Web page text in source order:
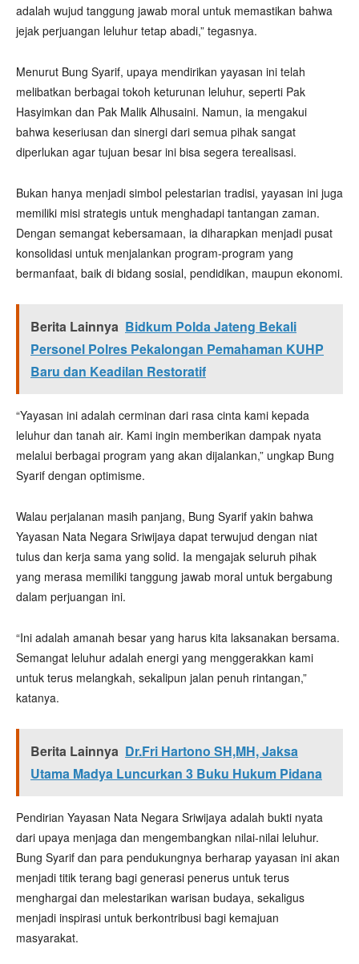
adalah wujud tanggung jawab moral untuk memastikan bahwa
jejak perjuangan leluhur tetap abadi,” tegasnya.
Menurut Bung Syarif, upaya mendirikan yayasan ini telah
melibatkan berbagai tokoh keturunan leluhur, seperti Pak
Hasyimkan dan Pak Malik Alhusaini. Namun, ia mengakui
bahwa keseriusan dan sinergi dari semua pihak sangat
diperlukan agar tujuan besar ini bisa segera terealisasi.
Bukan hanya menjadi simbol pelestarian tradisi, yayasan ini juga
memiliki misi strategis untuk menghadapi tantangan zaman.
Dengan semangat kebersamaan, ia diharapkan menjadi pusat
konsolidasi untuk menjalankan program-program yang
bermanfaat, baik di bidang sosial, pendidikan, maupun ekonomi.
Berita Lainnya Bidkum Polda Jateng Bekali
Personel Polres Pekalongan Pemahaman KUHP
Baru dan Keadilan Restoratif
“Yayasan ini adalah cerminan dari rasa cinta kami kepada
leluhur dan tanah air. Kami ingin memberikan dampak nyata
melalui berbagai program yang akan dijalankan,” ungkap Bung
Syarif dengan optimisme.
Walau perjalanan masih panjang, Bung Syarif yakin bahwa
Yayasan Nata Negara Sriwijaya dapat terwujud dengan niat
tulus dan kerja sama yang solid. Ia mengajak seluruh pihak
yang merasa memiliki tanggung jawab moral untuk bergabung
dalam perjuangan ini.
“Ini adalah amanah besar yang harus kita laksanakan bersama.
Semangat leluhur adalah energi yang menggerakkan kami
untuk terus melangkah, sekalipun jalan penuh rintangan,”
katanya.
Berita Lainnya Dr.Fri Hartono SH,MH, Jaksa
Utama Madya Luncurkan 3 Buku Hukum Pidana
Pendirian Yayasan Nata Negara Sriwijaya adalah bukti nyata
dari upaya menjaga dan mengembangkan nilai-nilai leluhur.
Bung Syarif dan para pendukungnya berharap yayasan ini akan
menjadi titik terang bagi generasi penerus untuk terus
menghargai dan melestarikan warisan budaya, sekaligus
menjadi inspirasi untuk berkontribusi bagi kemajuan
masyarakat.